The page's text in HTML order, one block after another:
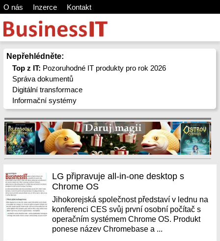
O nás Inzerce Kontakt
Nepřehlédněte:
Top z IT: Pozoruhodné IT produkty pro rok 2026
Správa dokumentů
Digitální transformace
Informační systémy
LG připravuje all-in-one desktop s
Chrome OS
Jihokorejská společnost představí v lednu na
konferenci CES svůj první osobní počítač s
operačním systémem Chrome OS. Produkt
ponese název Chromebase a ...